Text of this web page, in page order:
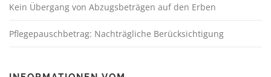
Kein Übergang von Abzugsbeträgen auf den Erben
Pflegepauschbetrag: Nachträgliche Berücksichtigung